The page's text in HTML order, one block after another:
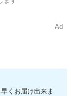
Ad
くお届け出来ま